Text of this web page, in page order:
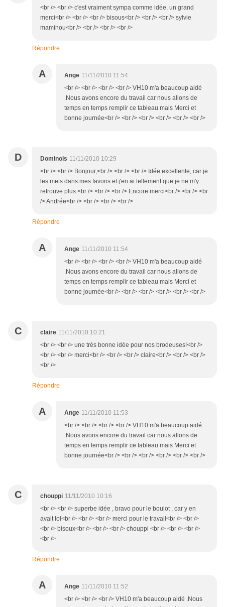
<br /> <br /> c'est vraiment sympa comme idée, un grand
merci<br /> <br /> <br /> bisous<br /> <br /> <br /> sylvie
maminou<br /> <br /> <br /> <br />
Répondre
A Ange 11/11/2010 11:54
<br /> <br /> <br /> <br /> VH10 m'a beaucoup aidé
.Nous avons encore du travail car nous allons de
temps en temps remplir ce tableau mais Merci et
bonne journée<br /> <br /> <br /> <br /> <br /> <br />
D Dominois 11/11/2010 10:29
<br /> <br /> Bonjour,<br /> <br /> <br /> Idée excellente, car je
les mets dans mes favoris et j'en ai tellement que je ne m'y
retrouve plus.<br /> <br /> <br /> Encore merci<br /> <br /> <br
/> Andrée<br /> <br /> <br /> <br />
Répondre
A Ange 11/11/2010 11:54
<br /> <br /> <br /> <br /> VH10 m'a beaucoup aidé
.Nous avons encore du travail car nous allons de
temps en temps remplir ce tableau mais Merci et
bonne journée<br /> <br /> <br /> <br /> <br /> <br />
C claire 11/11/2010 10:21
<br /> <br /> une très bonne idée pour nos brodeuses!<br />
<br /> <br /> merci<br /> <br /> <br /> claire<br /> <br /> <br />
<br />
Répondre
A Ange 11/11/2010 11:53
<br /> <br /> <br /> <br /> VH10 m'a beaucoup aidé
.Nous avons encore du travail car nous allons de
temps en temps remplir ce tableau mais Merci et
bonne journée<br /> <br /> <br /> <br /> <br /> <br />
C chouppi 11/11/2010 10:16
<br /> <br /> superbe idée , bravo pour le boulot , car y en
avait lol<br /> <br /> <br /> merci pour le travail<br /> <br />
<br /> bisoux<br /> <br /> <br /> chouppi <br /> <br /> <br />
<br />
Répondre
A Ange 11/11/2010 11:52
<br /> <br /> <br /> VH10 m'a beaucoup aidé .Nous